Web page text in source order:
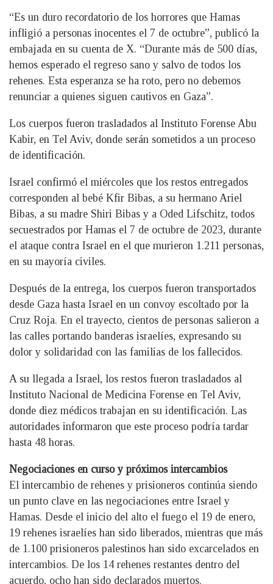
“Es un duro recordatorio de los horrores que Hamas
infligió a personas inocentes el 7 de octubre”, publicó la
embajada en su cuenta de X. “Durante más de 500 días,
hemos esperado el regreso sano y salvo de todos los
rehenes. Esta esperanza se ha roto, pero no debemos
renunciar a quienes siguen cautivos en Gaza”.
Los cuerpos fueron trasladados al Instituto Forense Abu
Kabir, en Tel Aviv, donde serán sometidos a un proceso
de identificación.
Israel confirmó el miércoles que los restos entregados
corresponden al bebé Kfir Bibas, a su hermano Ariel
Bibas, a su madre Shiri Bibas y a Oded Lifschitz, todos
secuestrados por Hamas el 7 de octubre de 2023, durante
el ataque contra Israel en el que murieron 1.211 personas,
en su mayoría civiles.
Después de la entrega, los cuerpos fueron transportados
desde Gaza hasta Israel en un convoy escoltado por la
Cruz Roja. En el trayecto, cientos de personas salieron a
las calles portando banderas israelíes, expresando su
dolor y solidaridad con las familias de los fallecidos.
A su llegada a Israel, los restos fueron trasladados al
Instituto Nacional de Medicina Forense en Tel Aviv,
donde diez médicos trabajan en su identificación. Las
autoridades informaron que este proceso podría tardar
hasta 48 horas.
Negociaciones en curso y próximos intercambios
El intercambio de rehenes y prisioneros continúa siendo
un punto clave en las negociaciones entre Israel y
Hamas. Desde el inicio del alto el fuego el 19 de enero,
19 rehenes israelíes han sido liberados, mientras que más
de 1.100 prisioneros palestinos han sido excarcelados en
intercambios. De los 14 rehenes restantes dentro del
acuerdo, ocho han sido declarados muertos.